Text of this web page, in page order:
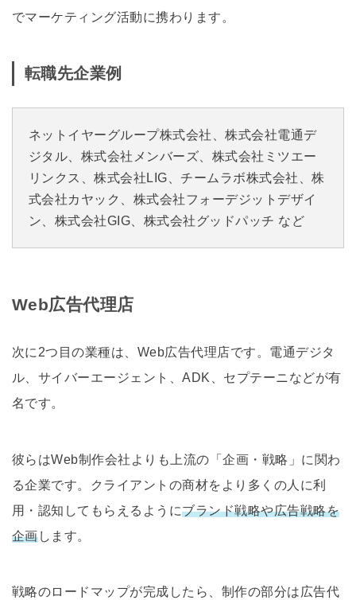
でマーケティング活動に携わります。
転職先企業例
ネットイヤーグループ株式会社、株式会社電通デ
ジタル、株式会社メンバーズ、株式会社ミツエー
リンクス、株式会社LIG、チームラボ株式会社、株
式会社カヤック、株式会社フォーデジットデザイ
ン、株式会社GIG、株式会社グッドパッチ など
Web広告代理店
次に2つ目の業種は、Web広告代理店です。電通デジタ
ル、サイバーエージェント、ADK、セプテーニなどが有
名です。
彼らはWeb制作会社よりも上流の「企画・戦略」に関わ
る企業です。クライアントの商材をより多くの人に利
用・認知してもらえるようにブランド戦略や広告戦略を
企画します。
戦略のロードマップが完成したら、制作の部分は広告代